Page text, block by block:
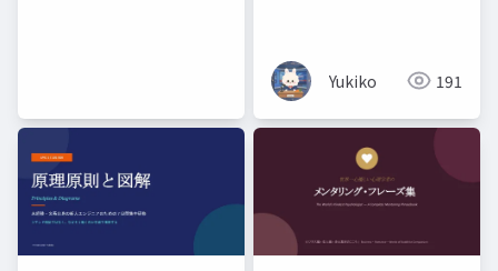
Yukiko 191